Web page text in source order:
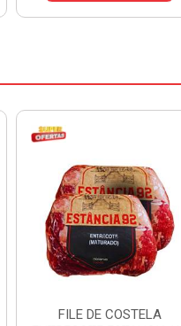
CUPIM BOV CONG B PUL